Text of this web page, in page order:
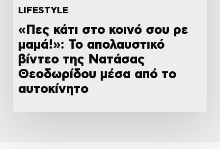
LIFESTYLE
«Πες κάτι στο κοινό σου ρε
μαμά!»: Το απολαυστικό
βίντεο της Νατάσας
Θεοδωρίδου μέσα από το
αυτοκίνητο